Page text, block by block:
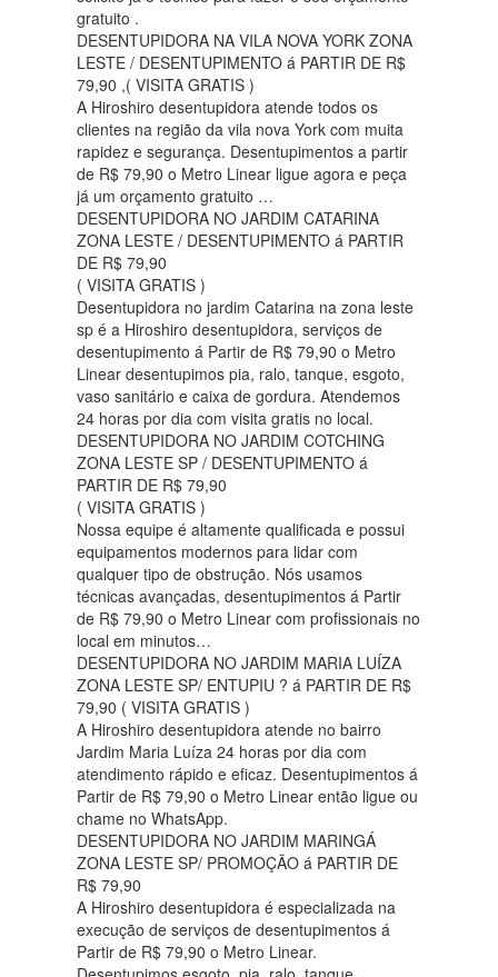
gratuito .
DESENTUPIDORA NA VILA NOVA YORK ZONA
LESTE / DESENTUPIMENTO á PARTIR DE R$
79,90 ,( VISITA GRATIS )
A Hiroshiro desentupidora atende todos os
clientes na região da vila nova York com muita
rapidez e segurança. Desentupimentos a partir
de R$ 79,90 o Metro Linear ligue agora e peça
já um orçamento gratuito …
DESENTUPIDORA NO JARDIM CATARINA
ZONA LESTE / DESENTUPIMENTO á PARTIR
DE R$ 79,90
( VISITA GRATIS )
Desentupidora no jardim Catarina na zona leste
sp é a Hiroshiro desentupidora, serviços de
desentupimento á Partir de R$ 79,90 o Metro
Linear desentupimos pia, ralo, tanque, esgoto,
vaso sanitário e caixa de gordura. Atendemos
24 horas por dia com visita gratis no local.
DESENTUPIDORA NO JARDIM COTCHING
ZONA LESTE SP / DESENTUPIMENTO á
PARTIR DE R$ 79,90
( VISITA GRATIS )
Nossa equipe é altamente qualificada e possui
equipamentos modernos para lidar com
qualquer tipo de obstrução. Nós usamos
técnicas avançadas, desentupimentos á Partir
de R$ 79,90 o Metro Linear com profissionais no
local em minutos…
DESENTUPIDORA NO JARDIM MARIA LUÍZA
ZONA LESTE SP/ ENTUPIU ? á PARTIR DE R$
79,90 ( VISITA GRATIS )
A Hiroshiro desentupidora atende no bairro
Jardim Maria Luíza 24 horas por dia com
atendimento rápido e eficaz. Desentupimentos á
Partir de R$ 79,90 o Metro Linear então ligue ou
chame no WhatsApp.
DESENTUPIDORA NO JARDIM MARINGÁ
ZONA LESTE SP/ PROMOÇÃO á PARTIR DE
R$ 79,90
A Hiroshiro desentupidora é especializada na
execução de serviços de desentupimentos á
Partir de R$ 79,90 o Metro Linear.